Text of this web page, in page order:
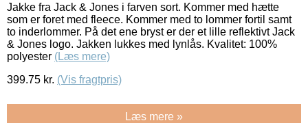
Jakke fra Jack & Jones i farven sort. Kommer med hætte
som er foret med fleece. Kommer med to lommer fortil samt
to inderlommer. På det ene bryst er der et lille reflektivt Jack
& Jones logo. Jakken lukkes med lynlås. Kvalitet: 100%
polyester (Læs mere)
399.75 kr. (Vis fragtpris)
Læs mere »